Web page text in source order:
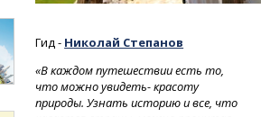
Гид - Николай Степанов
«В каждом путешествии есть то,
что можно увидеть- красоту
природы. Узнать историю и все, что